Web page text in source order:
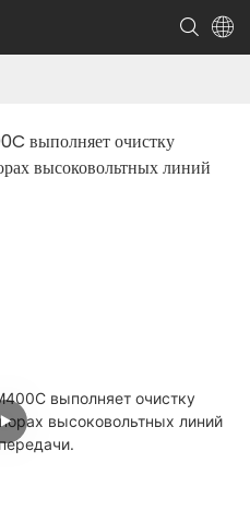
выполняет очистку
высоковольтных линий